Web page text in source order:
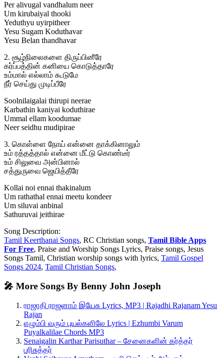
Per alivugal vandhalum neer
Um kirubaiyal thooki
Yeduthyu uyirpitheer
Yesu Sugam Koduthavar
Yesu Belan thandhavar
2. சூழ்நிலைகளை திருப்பினீரே
கர்ப்பத்தின் கனியை கொடுத்தாரே
உம்மால் எல்லாம் கூடுமே
நீர் செய்து முடிப்பீரே
Soolnilaigalai thirupi neerae
Karbathin kaniyai koduthirae
Ummal ellam koodumae
Neer seidhu mudipirae
3. கொள்ளை நோய் என்னை தாக்கினாலும்
உம் ரத்தத்தால் என்னை மீட்டு கொண்டீர்
உம் சிலுவை அன்பினால்
சத்துருவை ஜெயித்தீரே
Kollai noi ennai thakinalum
Um rathathal ennai meetu kondeer
Um siluvai anbinal
Sathuruvai jeithirae
Song Description:
Tamil Keerthanai Songs, RC Christian songs, Tamil Bible Apps
For Free, Praise and Worship Songs Lyrics, Praise songs, Jesus
Songs Tamil, Christian worship songs with lyrics, Tamil Gospel
Songs 2024, Tamil Christian Songs,
🎤 More Songs By Benny John Joseph
ராஜாதி ராஜனாம் இயேசு Lyrics, MP3 | Rajadhi Rajanam Yesu
Rajan
எழும்பி வரும் புயல்களிலே Lyrics | Ezhumbi Varum
Puyalkalilae Chords MP3
Senaigalin Karthar Parisuthar – சேனைகளின் கர்த்தர்
பரிசுத்தர்